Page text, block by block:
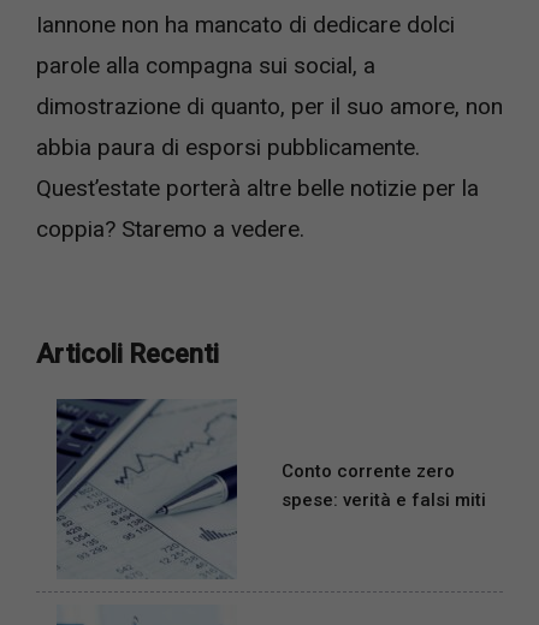
Iannone non ha mancato di dedicare dolci
parole alla compagna sui social, a
dimostrazione di quanto, per il suo amore, non
abbia paura di esporsi pubblicamente.
Quest’estate porterà altre belle notizie per la
coppia? Staremo a vedere.
Articoli Recenti
Conto corrente zero
spese: verità e falsi miti